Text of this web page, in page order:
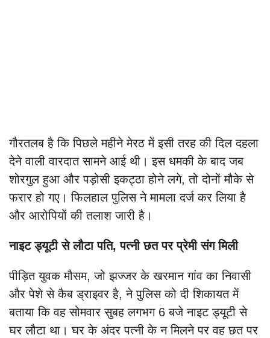
गौरतलब है कि पिछले महीने मेरठ में इसी तरह की दिल दहला
देने वाली वारदात सामने आई थी। इस धमकी के बाद जब
शोरगुल हुआ और पड़ोसी इकट्ठा होने लगे, तो दोनों मौके से
फरार हो गए। फिलहाल पुलिस ने मामला दर्ज कर लिया है
और आरोपियों की तलाश जारी है।
नाइट ड्यूटी से लौटा पति, पत्नी छत पर प्रेमी संग मिली
पीड़ित युवक मौसम, जो झज्जर के खरमान गांव का निवासी
और पेशे से कैब ड्राइवर है, ने पुलिस को दी शिकायत में
बताया कि वह सोमवार सुबह लगभग 6 बजे नाइट ड्यूटी से
घर लौटा था। घर के अंदर पत्नी के न मिलने पर वह छत पर